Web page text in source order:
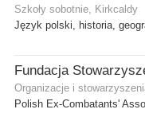
Szkoły sobotnie, Kirkcaldy
Język polski, historia,
Organizacje i
Polish Ex-Combatants'